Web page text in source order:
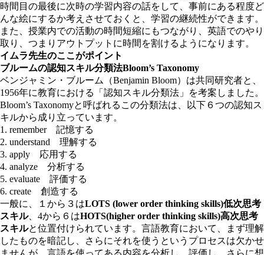
時間目の最後に次時の学習内容の話をして、事前にある程度ど
んな絵にするか考えさせておくと、学習の継続性ができます。
また、授業内での活動の時間短縮にもつながり、英語でのやり
取り、つまりアウトプットに時間を割けるようになります。
イムラ先生のここがポイント
ブルームの認知スキル分類法Bloom’s Taxonomy
ベンジャミン・ブルーム（Benjamin Bloom）は共同研究者と、
1956年に教育における「認知スキル分類法」を考案しました。
Bloom’s Taxonomyと呼ばれるこの分類法は、以下６つの認知ス
キルから成り立っています。
1. remember 記憶する
2. understand 理解する
3. apply 応用する
4. analyze 分析する
5. evaluate 評価する
6. create 創造する
一般に、１から３はLOTS (lower order thinking skills)低次思考
スキル、4から６はHOTS(higher order thinking skills)高次思考
スキルと位置付けられています。言語教育において、まず理解
したものを暗記し、さらにそれを使うというプロセスは欠かせ
ませんが、言語を使ってある内容を分析し、評価し、さらに想